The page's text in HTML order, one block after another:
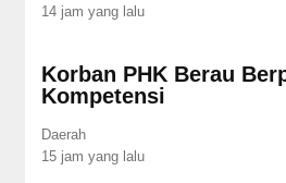
14 jam yang lalu
Korban PHK Berau
Kompetensi
Daerah
15 jam yang lalu